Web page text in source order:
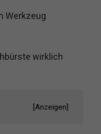
Werkzeug
wirklich
[Anzeigen]